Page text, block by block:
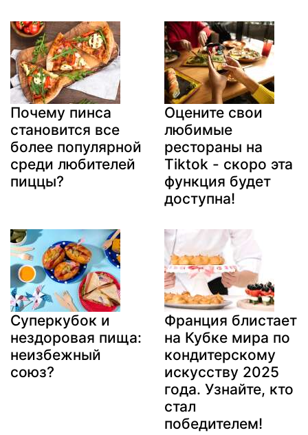
Почему пинса
становится все
более популярной
среди любителей
пиццы?
Оцените свои
любимые
рестораны на
Tiktok - скоро эта
функция будет
доступна!
Суперкубок и
нездоровая пища:
неизбежный
союз?
Франция блистает
на Кубке мира по
кондитерскому
искусству 2025
года. Узнайте, кто
стал
победителем!